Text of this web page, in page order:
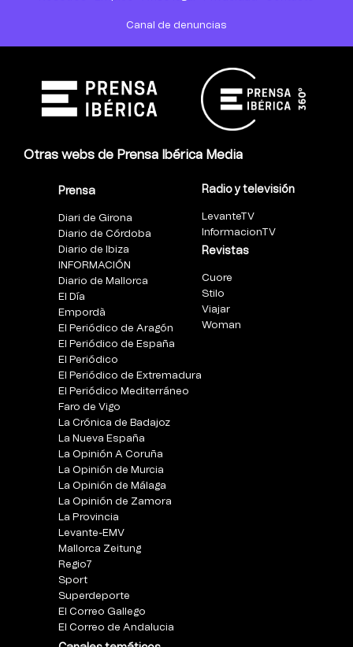
Canal de denuncias
Otras webs de Prensa Ibérica Media
Prensa
Diari de Girona
Diario de Córdoba
Diario de Ibiza
INFORMACIÓN
Diario de Mallorca
El Día
Empordà
El Periódico de Aragón
El Periódico de España
El Periódico
El Periódico de Extremadura
El Periódico Mediterráneo
Faro de Vigo
La Crónica de Badajoz
La Nueva España
La Opinión A Coruña
La Opinión de Murcia
La Opinión de Málaga
La Opinión de Zamora
La Provincia
Levante-EMV
Mallorca Zeitung
Regio7
Sport
Superdeporte
El Correo Gallego
El Correo de Andalucia
Radio y televisión
LevanteTV
InformacionTV
Revistas
Cuore
Stilo
Viajar
Woman